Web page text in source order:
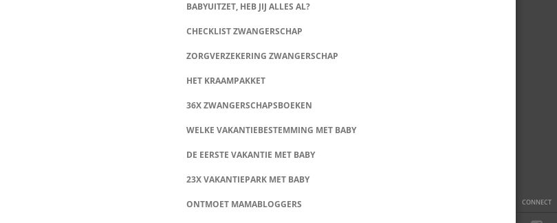
CONNECT
BABYUITZET, HEB JIJ ALLES AL?
CHECKLIST ZWANGERSCHAP
ZORGVERZEKERING ZWANGERSCHAP
HET KRAAMPAKKET
36X ZWANGERSCHAPSBOEKEN
WELKE VAKANTIEBESTEMMING MET BABY
DE EERSTE VAKANTIE MET BABY
23X VAKANTIEPARK MET BABY
ONTMOET MAMABLOGGERS